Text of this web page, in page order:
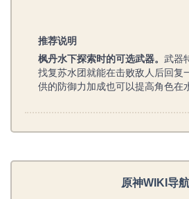
推荐说明
枫丹水下探索时的可选武器。 武器
找复苏水团就能在击败敌人后回复
供的防御力加成也可以提高角色在
原神WIKI导航